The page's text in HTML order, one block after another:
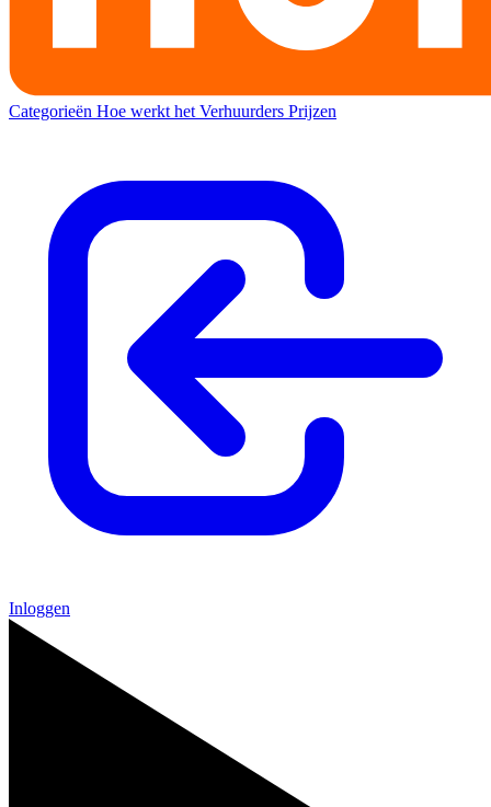
Categorieën Hoe werkt het Verhuurders Prijzen
Inloggen